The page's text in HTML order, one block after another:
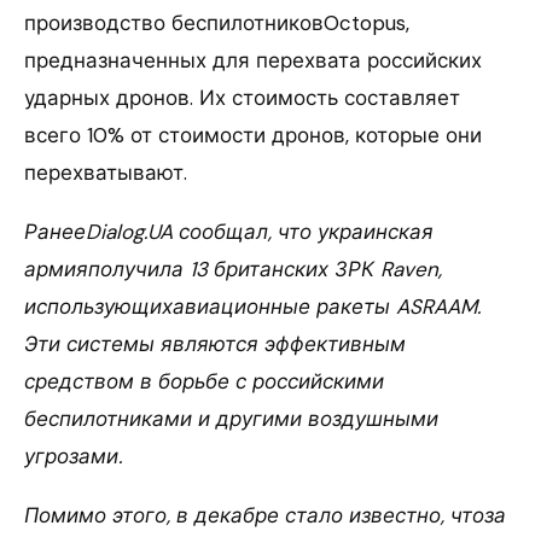
производство беспилотниковOctopus,
предназначенных для перехвата российских
ударных дронов. Их стоимость составляет
всего 10% от стоимости дронов, которые они
перехватывают.
РанееDialog.UA сообщал, что украинская
армияполучила 13 британских ЗРК Raven,
использующихавиационные ракеты ASRAAM.
Эти системы являются эффективным
средством в борьбе с российскими
беспилотниками и другими воздушными
угрозами.
Помимо этого, в декабре стало известно, чтоза